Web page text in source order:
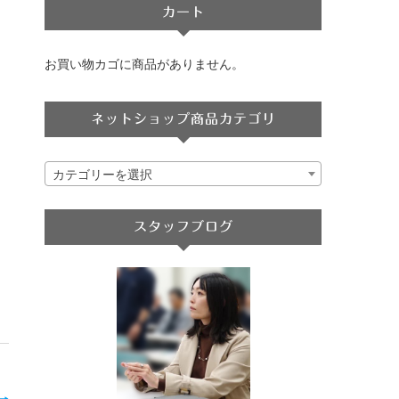
カート
お買い物カゴに商品がありません。
ネットショップ商品カテゴリ
カテゴリーを選択
スタッフブログ